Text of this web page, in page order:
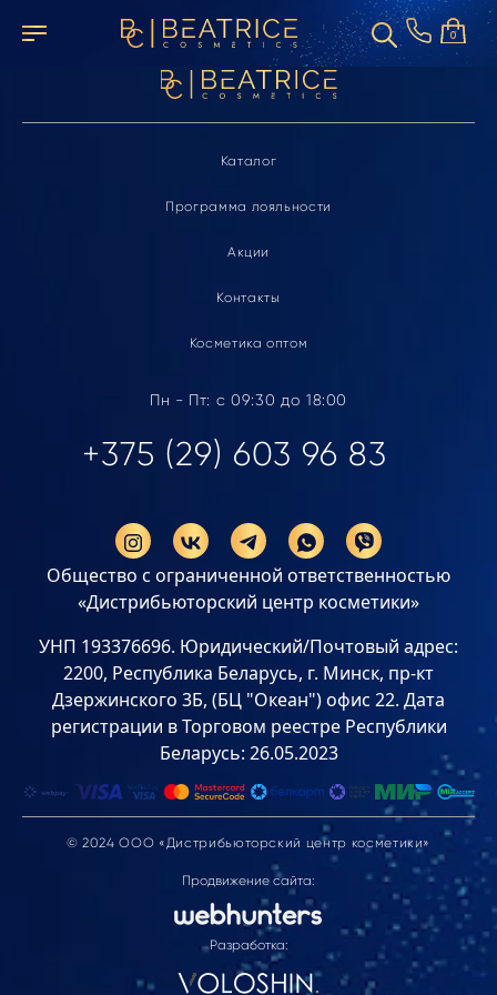
0
Элемент не найден
Каталог
Программа лояльности
Акции
Контакты
Косметика оптом
Пн - Пт: с 09:30 до 18:00
+375 (29) 603 96 83
Общество с ограниченной ответственностью
«Дистрибьюторский центр косметики»
УНП 193376696. Юридический/Почтовый адрес:
2200, Республика Беларусь, г. Минск, пр-кт
Дзержинского 3Б, (БЦ "Океан") офис 22. Дата
регистрации в Торговом реестре Республики
Беларусь: 26.05.2023
© 2024 ООО «Дистрибьюторский центр косметики»
Продвижение сайта:
Разработка: